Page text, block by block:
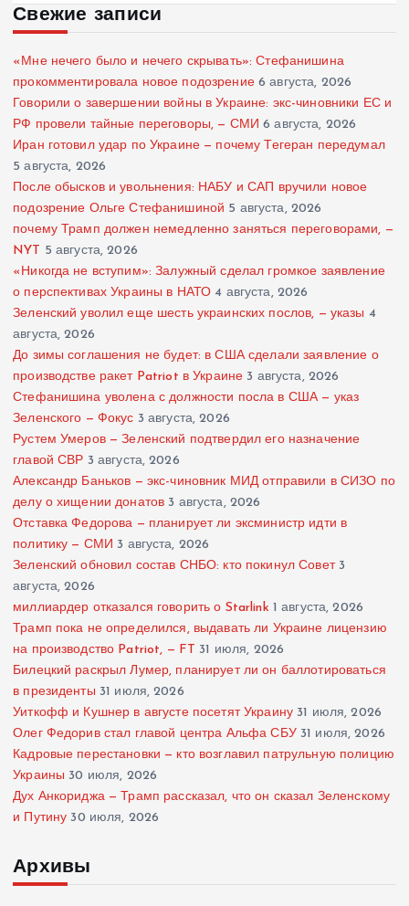
Свежие записи
«Мне нечего было и нечего скрывать»: Стефанишина
прокомментировала новое подозрение 6 августа, 2026
Говорили о завершении войны в Украине: экс-чиновники ЕС и
РФ провели тайные переговоры, — СМИ 6 августа, 2026
Иран готовил удар по Украине — почему Тегеран передумал
5 августа, 2026
После обысков и увольнения: НАБУ и САП вручили новое
подозрение Ольге Стефанишиной 5 августа, 2026
почему Трамп должен немедленно заняться переговорами, —
NYT 5 августа, 2026
«Никогда не вступим»: Залужный сделал громкое заявление
о перспективах Украины в НАТО 4 августа, 2026
Зеленский уволил еще шесть украинских послов, — указы 4
августа, 2026
До зимы соглашения не будет: в США сделали заявление о
производстве ракет Patriot в Украине 3 августа, 2026
Стефанишина уволена с должности посла в США — указ
Зеленского — Фокус 3 августа, 2026
Рустем Умеров — Зеленский подтвердил его назначение
главой СВР 3 августа, 2026
Александр Баньков — экс-чиновник МИД отправили в СИЗО по
делу о хищении донатов 3 августа, 2026
Отставка Федорова — планирует ли эксминистр идти в
политику — СМИ 3 августа, 2026
Зеленский обновил состав СНБО: кто покинул Совет 3
августа, 2026
миллиардер отказался говорить о Starlink 1 августа, 2026
Трамп пока не определился, выдавать ли Украине лицензию
на производство Patriot, — FT 31 июля, 2026
Билецкий раскрыл Лумер, планирует ли он баллотироваться
в президенты 31 июля, 2026
Уиткофф и Кушнер в августе посетят Украину 31 июля, 2026
Олег Федорив стал главой центра Альфа СБУ 31 июля, 2026
Кадровые перестановки — кто возглавил патрульную полицию
Украины 30 июля, 2026
Дух Анкориджа — Трамп рассказал, что он сказал Зеленскому
и Путину 30 июля, 2026
Архивы